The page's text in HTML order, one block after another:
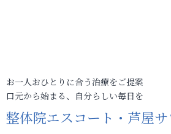
お一人おひとりに合う治療をご提案
口元から始まる、自分らしい毎日を
整体院エスコート・芦屋サ